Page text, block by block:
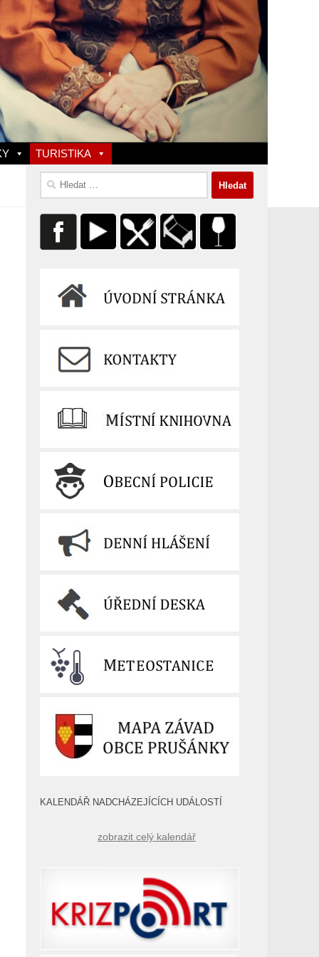
TURISTIKA
Vyhledávání
KALENDÁŘ NADCHÁZEJÍCÍCH UDÁLOSTÍ
zobrazit celý kalendář